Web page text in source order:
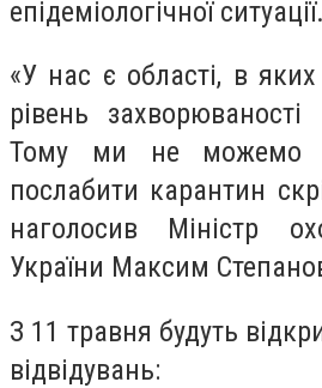
епідеміологічної ситуації.
«У нас є області, в
рівень
Тому ми не можемо
послабити карантин
наголосив Міністр
України Максим
З 11 травня будуть
відвідувань: